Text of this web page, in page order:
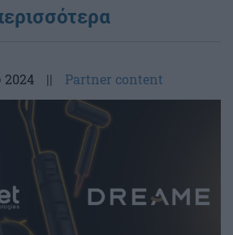
2024 || Partner content